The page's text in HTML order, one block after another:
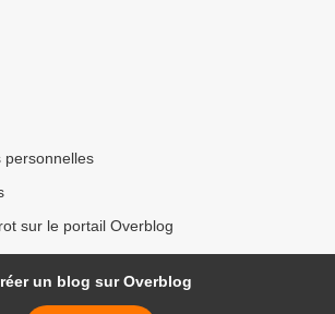
personnelles
sur le portail Overblog
un blog sur Overblog